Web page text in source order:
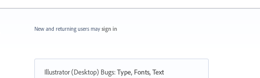
New and returning users may sign in
Illustrator (Desktop) Bugs:Type, Fonts, Text